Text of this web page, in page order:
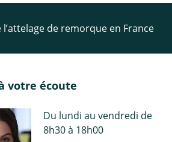
de remorque en France
votre écoute
Du lundi au vendredi de
8h30 à 18h00